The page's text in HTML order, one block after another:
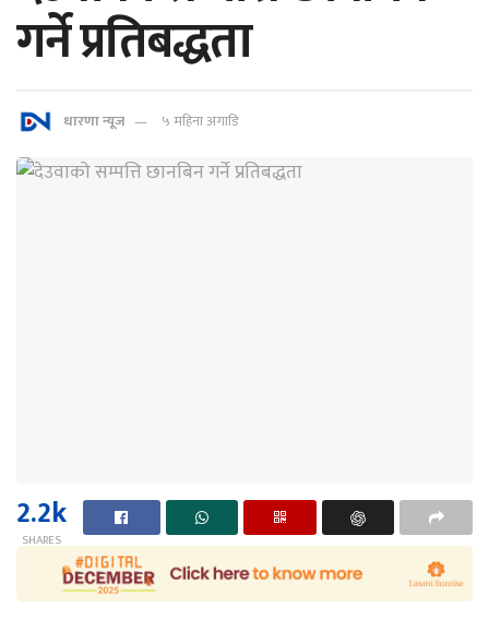
गर्ने प्रतिबद्धता
धारणा न्यूज ५ महिना अगाडि
2.2k
SHARES